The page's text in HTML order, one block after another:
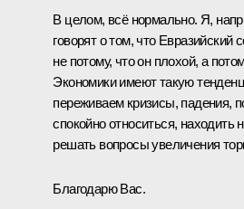
В целом, всё нормально. Я,
говорят о том, что
не потому, что он плохой, а
Экономики имеют такую
переживаем кризисы, падения,
спокойно относиться, находить
решать вопросы увеличения
Благодарю Вас.